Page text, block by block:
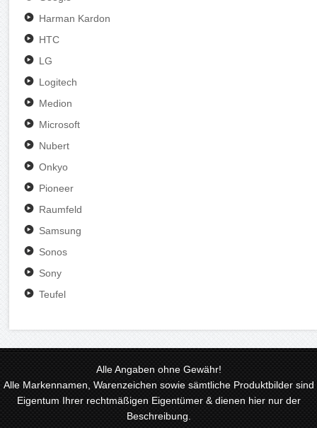
Harman Kardon
HTC
LG
Logitech
Medion
Microsoft
Nubert
Onkyo
Pioneer
Raumfeld
Samsung
Sonos
Sony
Teufel
Alle Angaben ohne Gewähr!
Alle Markennamen, Warenzeichen sowie sämtliche Produktbilder sind
Eigentum Ihrer rechtmäßigen Eigentümer & dienen hier nur der
Beschreibung.